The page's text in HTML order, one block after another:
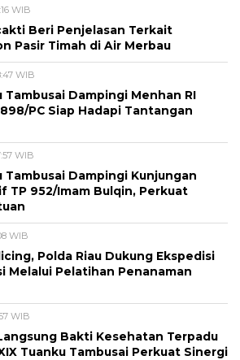
WIB
Beri Penjelasan Terkait
Pasir Timah di Air Merbau
WIB
Tambusai Dampingi Menhan RI
PC Siap Hadapi Tantangan
WIB
Tambusai Dampingi Kunjungan
TP 952/Imam Bulqin, Perkuat
WIB
Polda Riau Dukung Ekspedisi
Melalui Pelatihan Penanaman
WIB
Bakti Kesehatan Terpadu
Tuanku Tambusai Perkuat Sinergi